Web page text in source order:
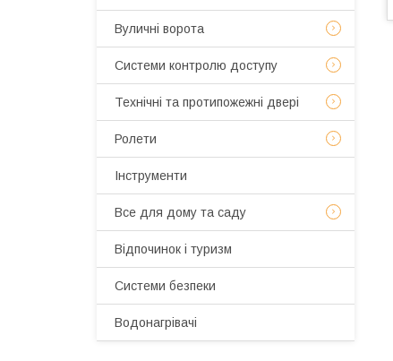
Вуличні ворота
Системи контролю доступу
Технічні та протипожежні двері
Ролети
Інструменти
Все для дому та саду
Відпочинок і туризм
Системи безпеки
Водонагрівачі